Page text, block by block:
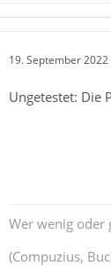
19. September
Ungetestet: Die
Wer wenig oder
(Compuzius,